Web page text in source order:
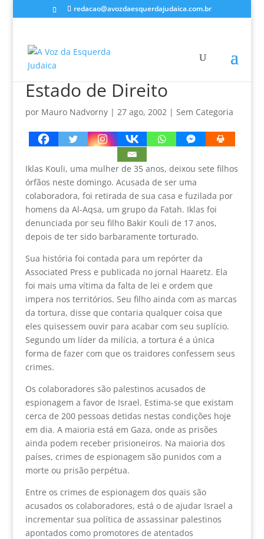
redacao@avozdaesquerdajudaica.com.br
Estado de Direito
por Mauro Nadvorny| 27 ago, 2002| Sem Categoria
Iklas Kouli, uma mulher de 35 anos, deixou sete filhos
órfãos neste domingo. Acusada de ser uma
colaboradora, foi retirada de sua casa e fuzilada por
homens da Al-Aqsa, um grupo da Fatah. Iklas foi
denunciada por seu filho Bakir Kouli de 17 anos,
depois de ter sido barbaramente torturado.
Sua história foi contada para um repórter da
Associated Press e publicada no jornal Haaretz. Ela
foi mais uma vítima da falta de lei e ordem que
impera nos territórios. Seu filho ainda com as marcas
da tortura, disse que contaria qualquer coisa que
eles quisessem ouvir para acabar com seu suplício.
Segundo um líder da milícia, a tortura é a única
forma de fazer com que os traidores confessem seus
crimes.
Os colaboradores são palestinos acusados de
espionagem a favor de Israel. Estima-se que existam
cerca de 200 pessoas detidas nestas condições hoje
em dia. A maioria está em Gaza, onde as prisões
ainda podem receber prisioneiros. Na maioria dos
países, crimes de espionagem são punidos com a
morte ou prisão perpétua.
Entre os crimes de espionagem dos quais são
acusados os colaboradores, está o de ajudar Israel a
incrementar sua política de assassinar palestinos
apontados como promotores de atentados